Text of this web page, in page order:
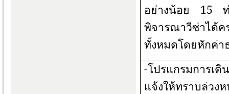
อย่างน้อย 15
พิจารณาวีซ่าได้
ทั้งหมดโดยหักค่า
-โปรแกรมการเ
แจ้งให้ทราบล่วง